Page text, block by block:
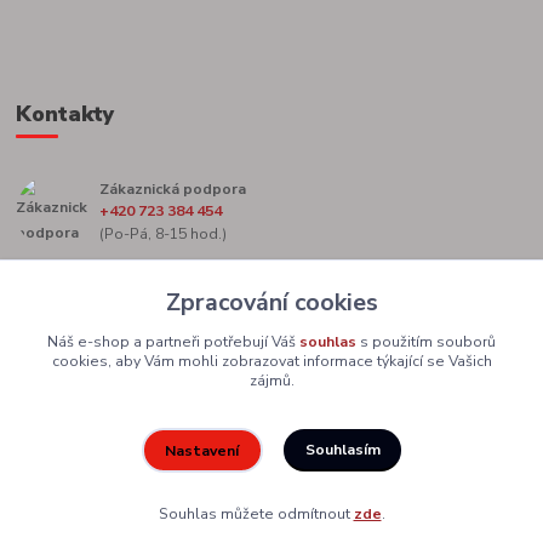
Kontakty
Zákaznická podpora
+420 723 384 454
(Po-Pá, 8-15 hod.)
Upravit sběr cookies.
Vytvořeno na Eshop-rychle.cz
Zpracování cookies
Náš e-shop a partneři potřebují Váš souhlas s použitím souborů
cookies, aby Vám mohli zobrazovat informace týkající se Vašich
zájmů.
Nastavení Souhlasím
Souhlas můžete odmítnout zde.